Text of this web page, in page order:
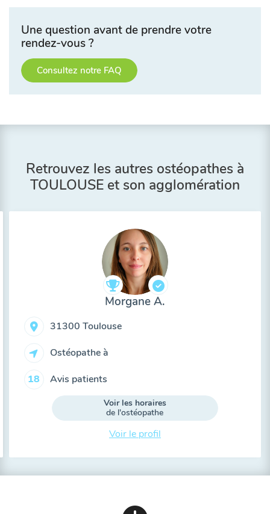
Une question avant de prendre votre
rendez-vous ?
Consultez notre FAQ
Retrouvez les autres ostéopathes à
TOULOUSE et son agglomération
Morgane A.
31300 Toulouse
Ostéopathe à
18 Avis patients
Voir les horaires
de l'ostéopathe
Voir le profil